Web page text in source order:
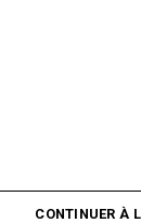
CONTINUER À